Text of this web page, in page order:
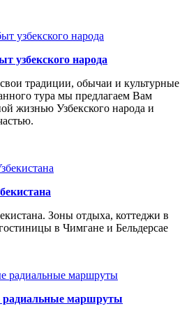
узбекского народа
традиции, обычаи и культурные
тура мы предлагаем Вам
жизнью Узбекского народа и
Зоны отдыха, коттеджи в
в Чимгане и Бельдерсае
радиальные маршруты